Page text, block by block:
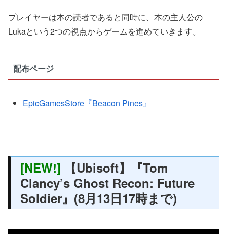
プレイヤーは本の読者であると同時に、本の主人公の
Lukaという2つの視点からゲームを進めていきます。
配布ページ
EpicGamesStore『Beacon Pines』
[NEW!]
【Ubisoft】『Tom
Clancy’s Ghost Recon: Future
Soldier』(8月13日17時まで)